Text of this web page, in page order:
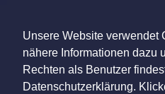
Unsere Website verwendet
nähere Informationen dazu
Rechten als Benutzer
Datenschutzerklärung.
Looking for
Age
Location